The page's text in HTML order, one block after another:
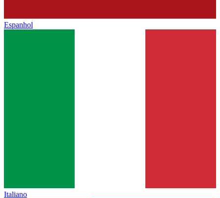
Espanhol
Italiano